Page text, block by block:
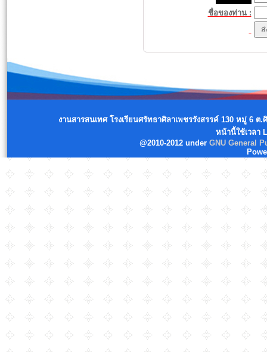
ชื่อของท่าน :
งานสารสนเทศ โรงเรียนศรัทธาศิลาเพชรรังสรรค์ 130 หมู่ 6
หน้านี้ใช้เวลา
@2010-2012 under GNU General